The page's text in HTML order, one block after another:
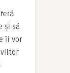
și să
îi vor
viitor